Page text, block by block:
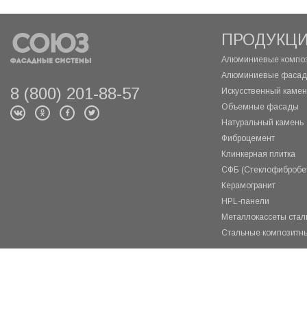
8 (800) 201-88-57
Алюминиевые
Алюминиевые
Искусственный
Объемные фасады
Натуральный камень
Фиброцемент
Клинкерная плитка
СФБ
Керамогранит
HPL-панели
Металлокассеты
Стальные